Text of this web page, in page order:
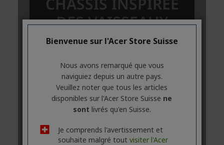
Bienvenue sur l'Acer Store Suisse
Nous avons remarqué que vous
naviguiez depuis un autre pays.
Veuillez noter que tous les articles
disponibles sur l'Acer Store Suisse ne
sont livrés qu'en Suisse.
Je comprends l'avertissement et
souhaite malgré tout visiter l'Acer